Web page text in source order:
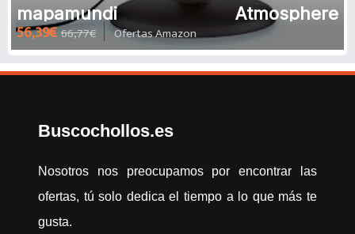
mapamundi Atmosphere
Físico/Político Fisico/Politico
56,39€ 66,77€ Ofertas Amazon
Buscochollos.es
Nosotros nos preocupamos por encontrar las
ofertas, tú solo dedica el tiempo a lo que más te
gusta.